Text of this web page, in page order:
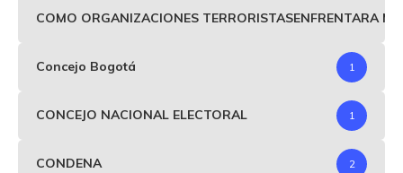
COMO ORGANIZACIONES TERRORISTASENFRENTARA
Concejo Bogotá 1
CONCEJO NACIONAL ELECTORAL 1
CONDENA 2